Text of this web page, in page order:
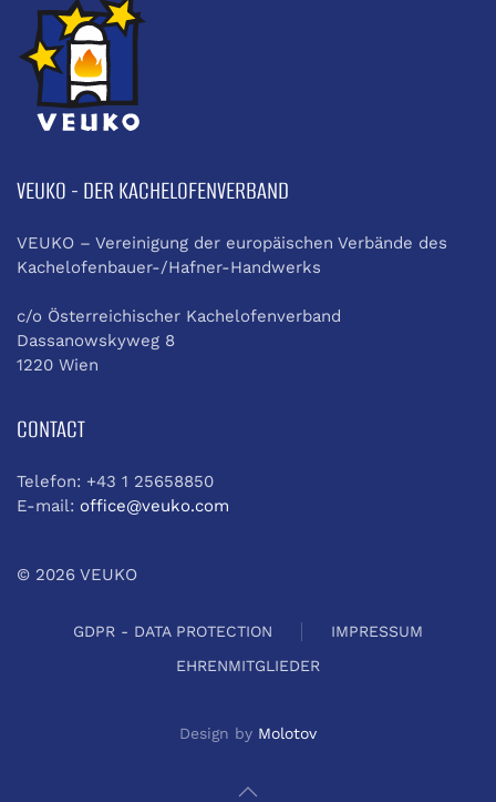
VEUKO - DER KACHELOFENVERBAND
VEUKO – Vereinigung der europäischen Verbände des
Kachelofenbauer-/Hafner-Handwerks
c/o Österreichischer Kachelofenverband
Dassanowskyweg 8
1220 Wien
CONTACT
Telefon: +43 1 25658850
E-mail: office@veuko.com
© 2026 VEUKO
GDPR - DATA PROTECTION
IMPRESSUM
EHRENMITGLIEDER
Design by Molotov